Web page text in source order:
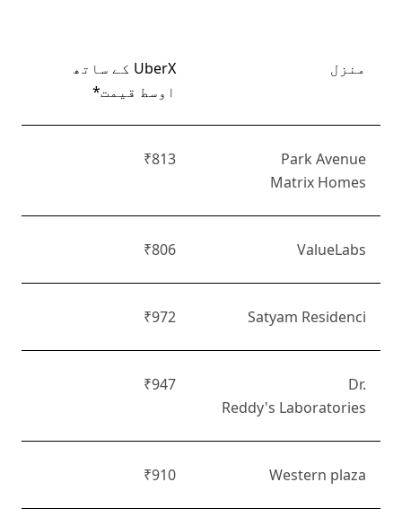
منزل
UberX کے ساتھ
اوسط قیمت*
Park Avenue
Matrix Homes
₹813
ValueLabs
₹806
Satyam Residenci
₹972
Dr.
Reddy's Laboratories
₹947
Western plaza
₹910